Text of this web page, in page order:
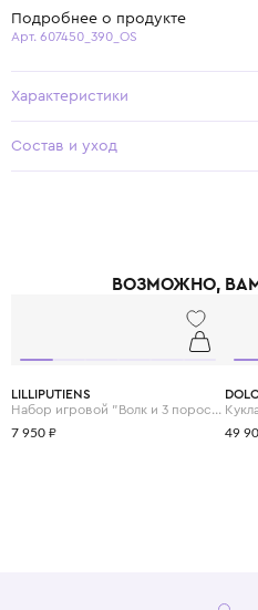
Подробнее о продукте
Арт. 607450_390_OS
Характеристики
Состав и уход
ВОЗМОЖНО,
LILLIPUTIENS
Набор игровой "Волк и 3 поросенка" кукольный театр на магнитах
7 950 ₽ 49